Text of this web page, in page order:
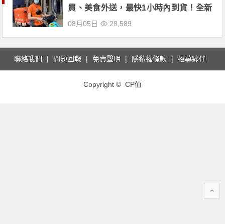
買、美食外送，最快1小時內到貨！全新
再拓點進軍台南！(2022.8月更新)
08月05日 28,589
聯絡我們 問題回報 免責聲明 隱私權條款 招募夥伴
Copyright © CP值